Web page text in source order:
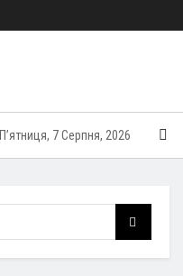
П’ятниця, 7 Серпня, 2026